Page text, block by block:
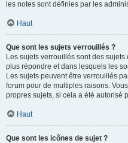
les notes sont définies par les
Haut
Que sont les sujets verrouillés ?
Les sujets verrouillés sont des
plus répondre et dans lesquels les
Les sujets peuvent être verrouillés
forum pour de multiples raisons.
propres sujets, si cela a été autorisé
Haut
Que sont les icônes de sujet ?